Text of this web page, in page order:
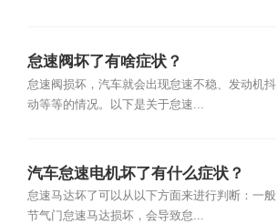
怠速阀坏了有啥症状？
怠速阀损坏，汽车就会出现怠速不稳、发动机抖
动等等的情况。以下是关于怠速...
汽车怠速电机坏了有什么症状？
怠速马达坏了可以从以下方面来进行判断：一般
节气门怠速马达损坏，会导致怠...